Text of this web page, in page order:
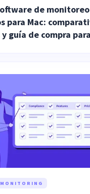
de
para Mac:
guía de compra